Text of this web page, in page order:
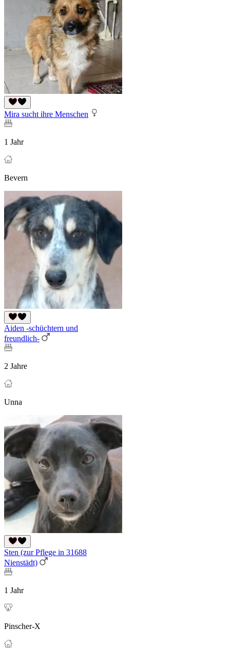
Mira sucht ihre Menschen
1 Jahr
Bevern
Aiden -schüchtern und
freundlich-
2 Jahre
Unna
Sten (zur Pflege in 31688
Nienstädt)
1 Jahr
Pinscher-X